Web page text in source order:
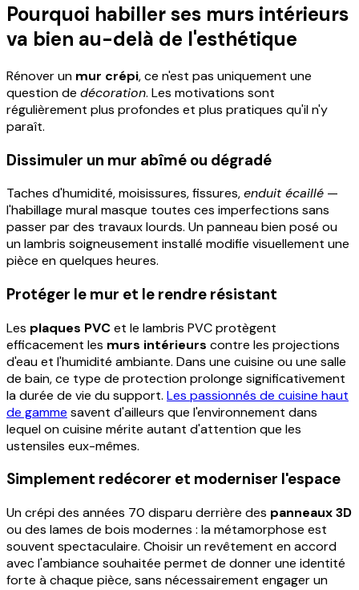
Pourquoi habiller ses murs intérieurs
va bien au-delà de l'esthétique
Rénover un mur crépi, ce n'est pas uniquement une
question de décoration. Les motivations sont
régulièrement plus profondes et plus pratiques qu'il n'y
paraît.
Dissimuler un mur abîmé ou dégradé
Taches d'humidité, moisissures, fissures,enduit écaillé —
l'habillage mural masque toutes ces imperfections sans
passer par des travaux lourds. Un panneau bien posé ou
un lambris soigneusement installé modifie visuellement une
pièce en quelques heures.
Protéger le mur et le rendre résistant
Les plaques PVCet le lambris PVC protègent
efficacement les murs intérieurs contre les projections
d'eau et l'humidité ambiante. Dans une cuisine ou une salle
de bain, ce type de protection prolonge significativement
la durée de vie du support. Les passionnés de cuisine haut
de gamme savent d'ailleurs que l'environnement dans
lequel on cuisine mérite autant d'attention que les
ustensiles eux-mêmes.
Simplement redécorer et moderniser l'espace
Un crépi des années 70 disparu derrière des panneaux 3D
ou des lames de bois modernes : la métamorphose est
souvent spectaculaire. Choisir un revêtement en accord
avec l'ambiance souhaitée permet de donner une identité
forte à chaque pièce, sans nécessairement engager un